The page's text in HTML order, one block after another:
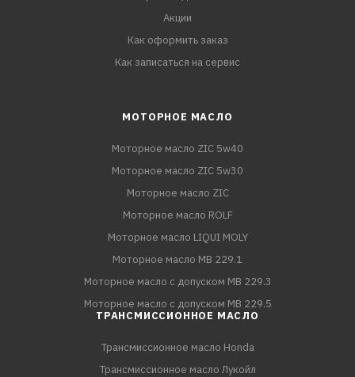
Акции
Как оформить заказ
Как записаться на сервис
МОТОРНОЕ МАСЛО
Моторное масло ZIC 5w40
Моторное масло ZIC 5w30
Моторное масло ZIC
Моторное масло ROLF
Моторное масло LIQUI MOLY
Моторное масло MB 229.1
Моторное масло с допуском MB 229.3
Моторное масло с допуском MB 229.5
ТРАНСМИССИОННОЕ МАСЛО
Трансмиссионное масло Honda
Трансмиссионное масло Лукойл